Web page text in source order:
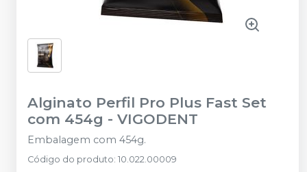
Alginato Perfil Pro Plus Fast Set
com 454g - VIGODENT
Embalagem com 454g.
Código do produto: 10.022.00009